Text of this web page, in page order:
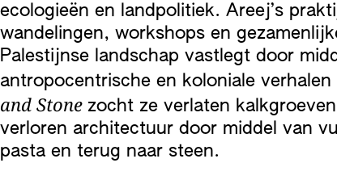
ecologieën en landpolitiek. Areej’s
wandelingen, workshops en
Palestijnse landschap vastlegt door
antropocentrische en koloniale
and Stone zocht ze verlaten
verloren architectuur door middel van
pasta en terug naar steen.